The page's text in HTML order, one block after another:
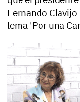
Fernando
lema 'Por una